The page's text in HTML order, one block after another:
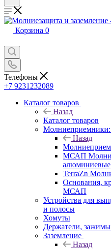
Корзина 0
Телефоны
+7 9231232089
Каталог товаров
Назад
Каталог товаров
Молниеприемники:
Назад
МСАП
алюминиевые
TerraZn
Основания,
МСАП
Устройства для
и полосы
Хомуты
Держатели,
Заземление
Назад